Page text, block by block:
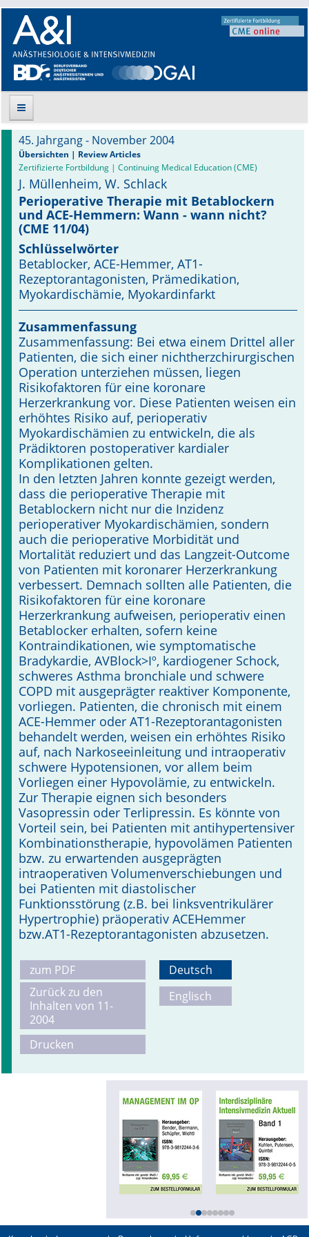
Suche
Aktuelle Ausgabe
Leitlinien
Archiv
Supplements
Supplements OrphanAnesthesia
Online First
A&I English
Mediadaten
Autoren-Service
Bestell-Service
Stellenmarkt
Kongresskalender
45. Jahrgang - November 2004
Übersichten | Review Articles
Zertifizierte Fortbildung | Continuing Medical Education (CME)
J. Müllenheim, W. Schlack
Perioperative Therapie mit Betablockern
und ACE-Hemmern: Wann - wann nicht?
(CME 11/04)
Schlüsselwörter
Betablocker, ACE-Hemmer, AT1-
Rezeptorantagonisten, Prämedikation,
Myokardischämie, Myokardinfarkt
Zusammenfassung
Zusammenfassung: Bei etwa einem Drittel aller
Patienten, die sich einer nichtherzchirurgischen
Operation unterziehen müssen, liegen
Risikofaktoren für eine koronare
Herzerkrankung vor. Diese Patienten weisen ein
erhöhtes Risiko auf, perioperativ
Myokardischämien zu entwickeln, die als
Prädiktoren postoperativer kardialer
Komplikationen gelten.
In den letzten Jahren konnte gezeigt werden,
dass die perioperative Therapie mit
Betablockern nicht nur die Inzidenz
perioperativer Myokardischämien, sondern
auch die perioperative Morbidität und
Mortalität reduziert und das Langzeit-Outcome
von Patienten mit koronarer Herzerkrankung
verbessert. Demnach sollten alle Patienten, die
Risikofaktoren für eine koronare
Herzerkrankung aufweisen, perioperativ einen
Betablocker erhalten, sofern keine
Kontraindikationen, wie symptomatische
Bradykardie, AVBlock>Iº, kardiogener Schock,
schweres Asthma bronchiale und schwere
COPD mit ausgeprägter reaktiver Komponente,
vorliegen. Patienten, die chronisch mit einem
ACE-Hemmer oder AT1-Rezeptorantagonisten
behandelt werden, weisen ein erhöhtes Risiko
auf, nach Narkoseeinleitung und intraoperativ
schwere Hypotensionen, vor allem beim
Vorliegen einer Hypovolämie, zu entwickeln.
Zur Therapie eignen sich besonders
Vasopressin oder Terlipressin. Es könnte von
Vorteil sein, bei Patienten mit antihypertensiver
Kombinationstherapie, hypovolämen Patienten
bzw. zu erwartenden ausgeprägten
intraoperativen Volumenverschiebungen und
bei Patienten mit diastolischer
Funktionsstörung (z.B. bei linksventrikulärer
Hypertrophie) präoperativ ACEHemmer
bzw.AT1-Rezeptorantagonisten abzusetzen.
zum PDF
Zurück zu den
Inhalten von 11-
2004
Drucken
Deutsch
Englisch